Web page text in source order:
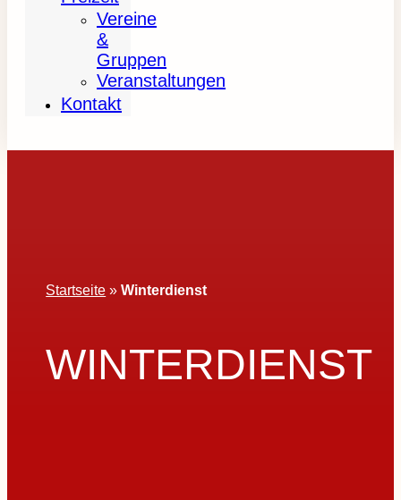
Vereine
&
Gruppen
Veranstaltungen
Kontakt
Startseite »Winterdienst
WINTERDIENST